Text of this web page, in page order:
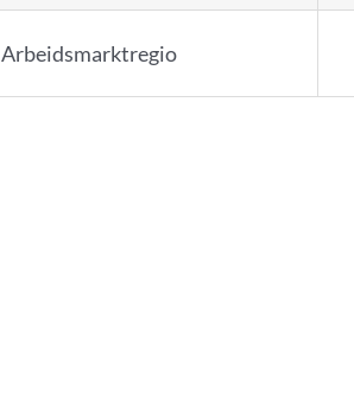
Arbeidsmarktregio